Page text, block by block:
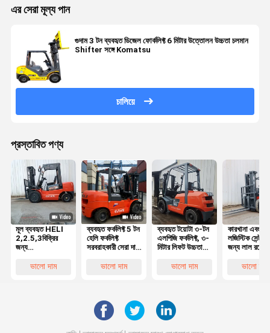
এর সেরা মূল্য পান
গুদাম 3 টন ব্যবহৃত ডিজেল ফোর্কলিফ্ট 6 মিটার উত্তোলন উচ্চতা চলমান
Shifter সঙ্গে Komatsu
চালিয়ে
প্রস্তাবিত পণ্য
মূল ব্যবহৃত HELI
2,2.5,3বিক্রির
জন্য
দামের সাথে চমৎকার
ভালো দাম
ব্যবহৃত ফর্কলিফ্ট 5 টন
হেলি ফর্কলিফ্ট
সরবরাহকারী সেরা দাম
হেলি 50 5 টন
ভালো দাম
ব্যবহৃত টয়োটা ৩-টন
এলপিজি ফর্কলিফ্ট, ৩-
মিটার লিফট উচ্চতা
হাইড্রোলিক সিস্টেম
ভালো দাম
কারখানা এবং
লজিস্টিক
জন্য লাল রঙের
ডিজেল ফর্কলিফ্ট
ভালো দাম